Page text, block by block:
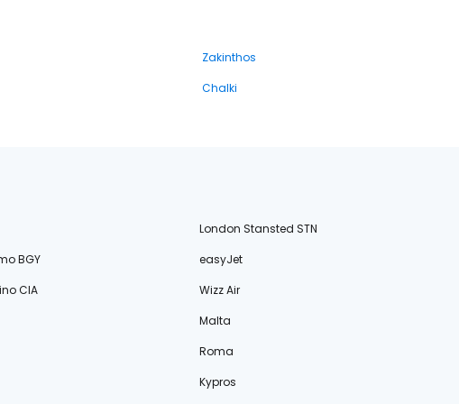
Zakinthos
Chalki
London Stansted STN
BGY
easyJet
CIA
Wizz Air
Malta
Roma
Kypros